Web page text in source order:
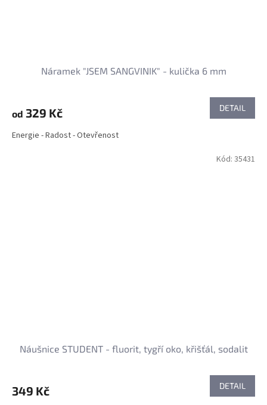
Náramek "JSEM SANGVINIK" - kulička 6 mm
od 329 Kč DETAIL
Energie - Radost - Otevřenost
Náušnice STUDENT - fluorit, tygří oko, křišťál, sodalit
349 Kč DETAIL
Kód: 35431